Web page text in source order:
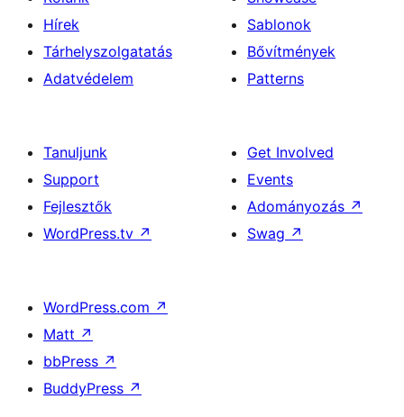
Hírek
Tárhelyszolgatatás
Adatvédelem
Sablonok
Bővítmények
Patterns
Tanuljunk
Support
Fejlesztők
WordPress.tv ↗
Get Involved
Events
Adományozás ↗
Swag ↗
WordPress.com ↗
Matt ↗
bbPress ↗
BuddyPress ↗